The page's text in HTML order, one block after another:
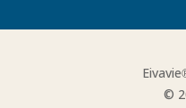
Eivavie
©